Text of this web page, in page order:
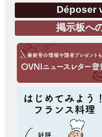
Déposer
掲示板へ